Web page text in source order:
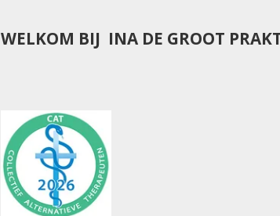
WELKOM BIJ INA DE GROOT